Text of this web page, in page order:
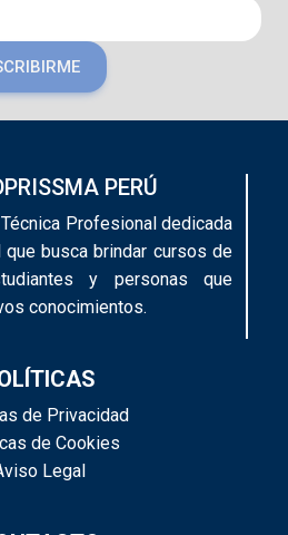
PERÚ
Profesional dedicada
que busca brindar cursos de
y personas que
conocimientos.
de Privacidad
de Cookies
Legal